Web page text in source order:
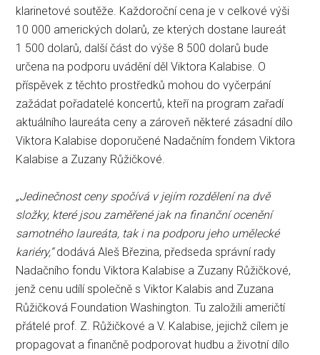
klarinetové soutěže. Každoroční cena je v celkové výši
10 000 amerických dolarů, ze kterých dostane laureát
1 500 dolarů, další část do výše 8 500 dolarů bude
určena na podporu uvádění děl Viktora Kalabise. O
příspěvek z těchto prostředků mohou do vyčerpání
zažádat pořadatelé koncertů, kteří na program zařadí
aktuálního laureáta ceny a zároveň některé zásadní dílo
Viktora Kalabise doporučené Nadačním fondem Viktora
Kalabise a Zuzany Růžičkové.
„Jedinečnost ceny spočívá v jejím rozdělení na dvě
složky, které jsou zaměřené jak na finanční ocenění
samotného laureáta, tak i na podporu jeho umělecké
kariéry,“dodává Aleš Březina, předseda správní rady
Nadačního fondu Viktora Kalabise a Zuzany Růžičkové,
jenž cenu udílí společně s Viktor Kalabis and Zuzana
Růžičková Foundation Washington. Tu založili američtí
přátelé prof. Z. Růžičkové a V. Kalabise, jejichž cílem je
propagovat a finančně podporovat hudbu a životní dílo